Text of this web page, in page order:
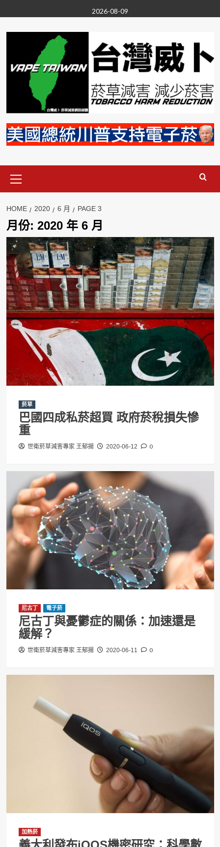
to
content
2026-08-09
Menu
HOME 2020 6 月 PAGE 3
月份: 2020 年 6 月
菸草
巴國四成私菸超買 政府菸稅損失慘
重
世衛菸草減害專家 王郁揚 2020-06-12 0
尼古丁 電子菸
尼古丁與憂鬱症的關係：加速還是
緩解？
世衛菸草減害專家 王郁揚 2020-06-11 0
加熱菸